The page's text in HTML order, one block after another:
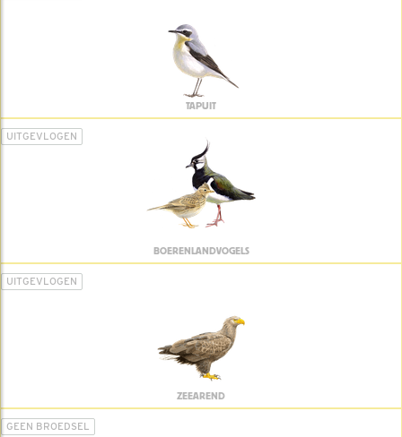
TAPUIT
UITGEVLOGEN
BOERENLANDVOGELS
UITGEVLOGEN
ZEEAREND
GEEN BROEDSEL